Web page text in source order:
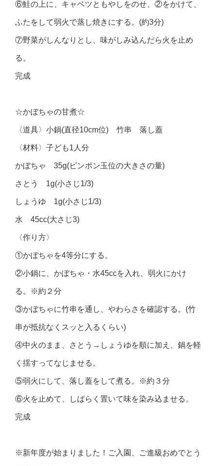
⑥鮭の上に、キャベツともやしをのせ、②をかけて、
ふたをして弱火で蒸し焼きにする。(約3分)
⑦野菜がしんなりとし、味がしみ込んだら火を止め
る。
完成
☆かぼちゃの甘煮☆
〈道具〉小鍋(直径10cm位) 竹串 落し蓋
〈材料〉子ども1人分
かぼちゃ 35g(ピンポン玉位の大きさの量)
さとう 1g(小さじ1/3)
しょうゆ 1g(小さじ1/3)
水 45cc(大さじ3)
〈作り方〉
①かぼちゃを4等分にする。
②小鍋に、かぼちゃ・水45ccを入れ、弱火にかけ
る。※約２分
③かぼちゃに竹串を通し、やわらさを確認する。(竹
串が抵抗なくスッと入るくらい)
④中火のまま、さとう→しょうゆを順に加え、鍋を軽
く揺すってなじませる。
⑤弱火にして、落し蓋をして煮る。※約３分
⑥火を止めて、しばらく置いて味を染み込ませる。
完成
※新年度が始まりました！ご入園、ご進級おめでとう